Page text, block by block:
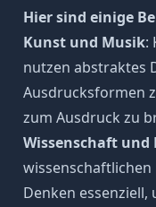
Hier sind einige
Kunst und Musik:
nutzen abstraktes
Ausdrucksformen
zum Ausdruck zu
Wissenschaft und
Denken essenziell,